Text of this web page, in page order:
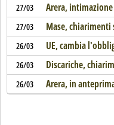
27/03 Arera,
27/03 Mase,
26/03 UE, cambia
26/03 Discariche,
26/03 Arera, in